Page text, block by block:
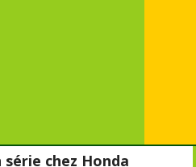
série chez Honda